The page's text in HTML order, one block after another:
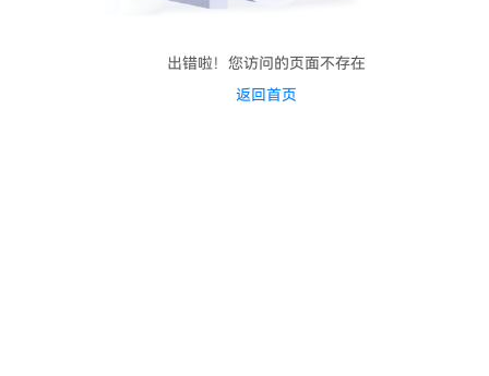
出错啦！您访问的页面不存在
返回首页